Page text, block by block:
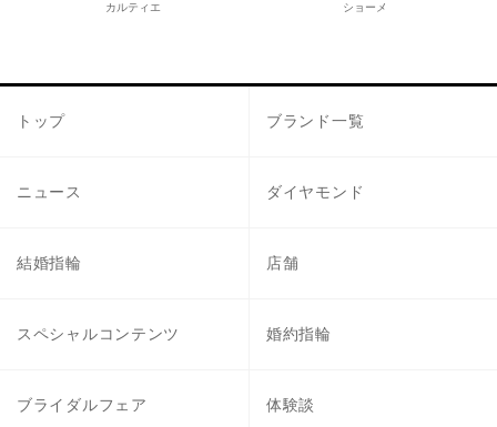
カルティエ ショーメ
トップ ブランド一覧
ニュース ダイヤモンド
結婚指輪 店舗
スペシャルコンテンツ 婚約指輪
ブライダルフェア 体験談